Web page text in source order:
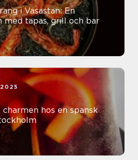
i Vasastan: En
med tapas, grill och bar
charmen hos en spansk